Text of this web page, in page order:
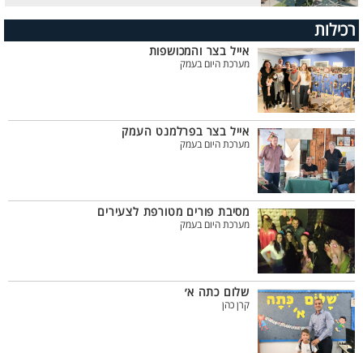
רכילות
אייל בצר והמכושפות
מערכת היום בעמק
אייל בצר בפרלמנט העמק
מערכת היום בעמק
מסיבת פורים מטורפת לצעירים
מערכת היום בעמק
שלום כתה א׳
קרן כהן